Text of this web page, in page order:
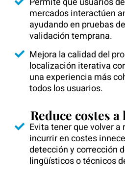
mercados interactúen
ayudando en pruebas
validación temprana.
Mejora la calidad del
localización iterativa
una experiencia más
todos los usuarios.
Reduce costes
Evita tener que volver a
incurrir en costes
detección y corrección
lingüísticos o técnicos